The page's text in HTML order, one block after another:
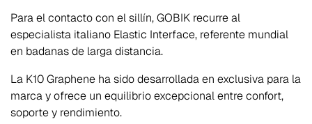
Para el contacto con el sillín, GOBIK recurre al
especialista italiano Elastic Interface, referente mundial
en badanas de larga distancia.
La K10 Graphene ha sido desarrollada en exclusiva para la
marca y ofrece un equilibrio excepcional entre confort,
soporte y rendimiento.